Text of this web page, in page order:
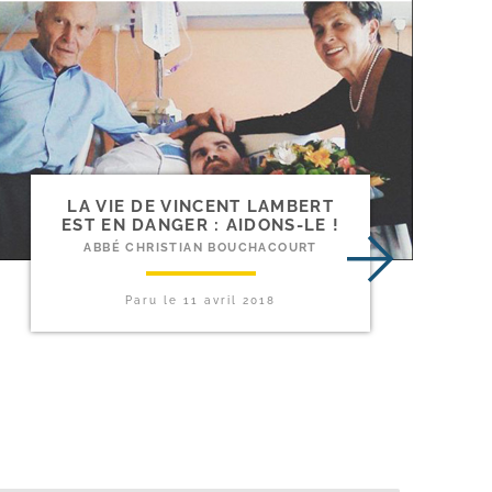
LA VIE DE VINCENT LAMBERT
EST EN DANGER : AIDONS-LE !
ABBÉ CHRISTIAN BOUCHACOURT
Paru le11 avril 2018